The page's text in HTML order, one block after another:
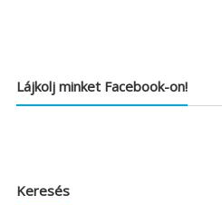
Lájkolj minket Facebook-on!
Keresés